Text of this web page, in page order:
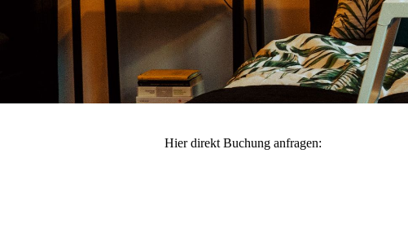
Hier direkt Buchung anfragen: